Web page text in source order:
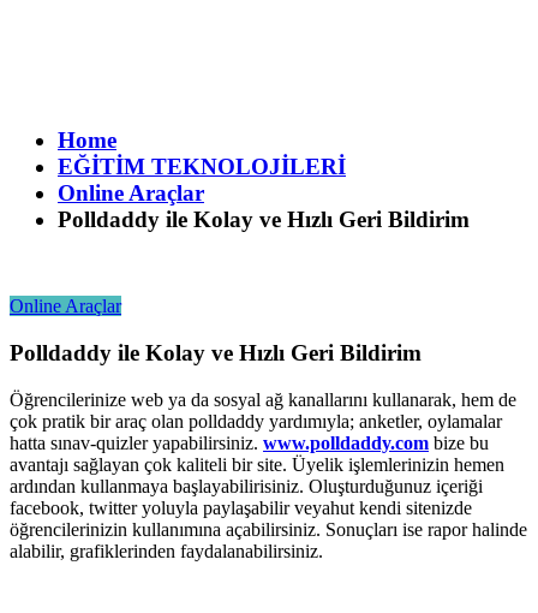
Home
EĞİTİM TEKNOLOJİLERİ
Online Araçlar
Polldaddy ile Kolay ve Hızlı Geri Bildirim
Online Araçlar
Polldaddy ile Kolay ve Hızlı Geri Bildirim
Öğrencilerinize web ya da sosyal ağ kanallarını kullanarak, hem de
çok pratik bir araç olan polldaddy yardımıyla; anketler, oylamalar
hatta sınav-quizler yapabilirsiniz. www.polldaddy.com bize bu
avantajı sağlayan çok kaliteli bir site. Üyelik işlemlerinizin hemen
ardından kullanmaya başlayabilirisiniz. Oluşturduğunuz içeriği
facebook, twitter yoluyla paylaşabilir veyahut kendi sitenizde
öğrencilerinizin kullanımına açabilirsiniz. Sonuçları ise rapor halinde
alabilir, grafiklerinden faydalanabilirsiniz.